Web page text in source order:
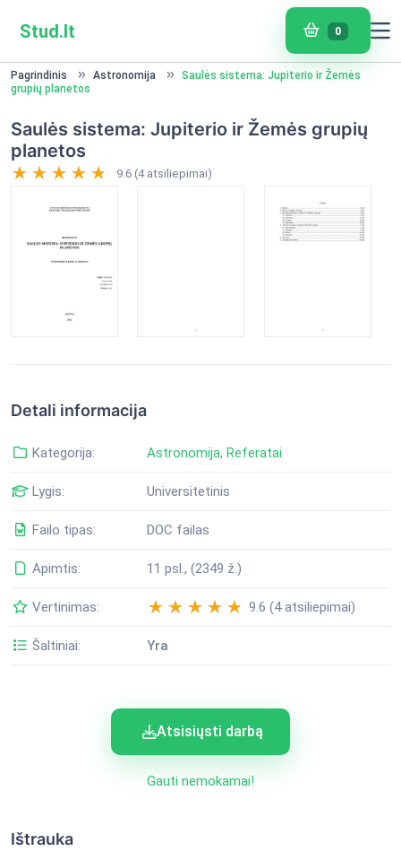
Stud.lt 0
Pagrindinis Astronomija
Saulės sistema: Jupiterio ir Žemės
grupių planetos
Saulės sistema: Jupiterio ir Žemės grupių
planetos
9.6 (4 atsiliepimai)
Detali informacija
Kategorija: Astronomija, Referatai
Lygis: Universitetinis
Failo tipas: DOC failas
Apimtis: 11 psl., (2349 ž.)
Vertinimas: 9.6 (4 atsiliepimai)
Šaltiniai: Yra
Atsisiųsti darbą
Gauti nemokamai!
Ištrauka